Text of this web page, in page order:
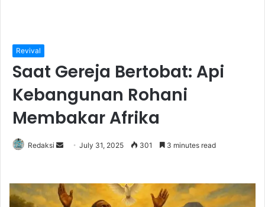
Revival
Saat Gereja Bertobat: Api
Kebangunan Rohani
Membakar Afrika
Redaksi
d
a
July 31, 2025 301 3 minutes read